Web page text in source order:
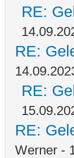
RE:
RE:
RE:
RE:
Werner -